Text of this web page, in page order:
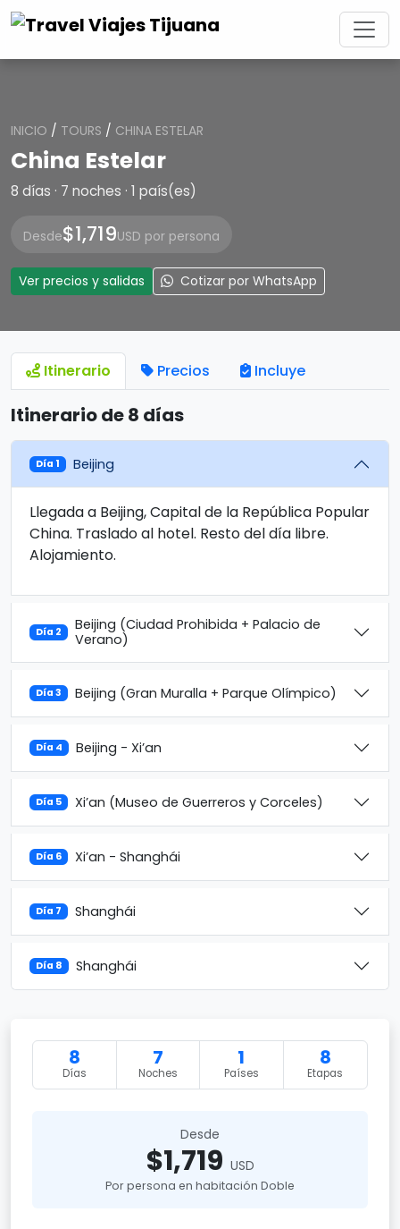
INICIO / TOURS / CHINA ESTELAR
China Estelar
8 días · 7 noches · 1 país(es)
Desde$1,719USD por persona
Ver precios y salidas Cotizar por WhatsApp
Itinerario Precios Incluye
Itinerario de 8 días
Día 1 Beijing
Llegada a Beijing, Capital de la República Popular
China. Traslado al hotel. Resto del día libre.
Alojamiento.
Día 2
Beijing (Ciudad Prohibida + Palacio de
Verano)
Día 3 Beijing (Gran Muralla + Parque Olímpico)
Día 4 Beijing - Xi’an
Día 5 Xi’an (Museo de Guerreros y Corceles)
Día 6 Xi’an - Shanghái
Día 7 Shanghái
Día 8 Shanghái
8
Días
7
Noches
1
Países
8
Etapas
Desde
$1,719 USD
Por persona en habitación Doble